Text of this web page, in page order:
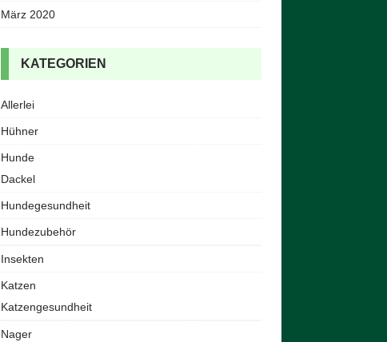
März 2020
KATEGORIEN
Allerlei
Hühner
Hunde
Dackel
Hundegesundheit
Hundezubehör
Insekten
Katzen
Katzengesundheit
Nager